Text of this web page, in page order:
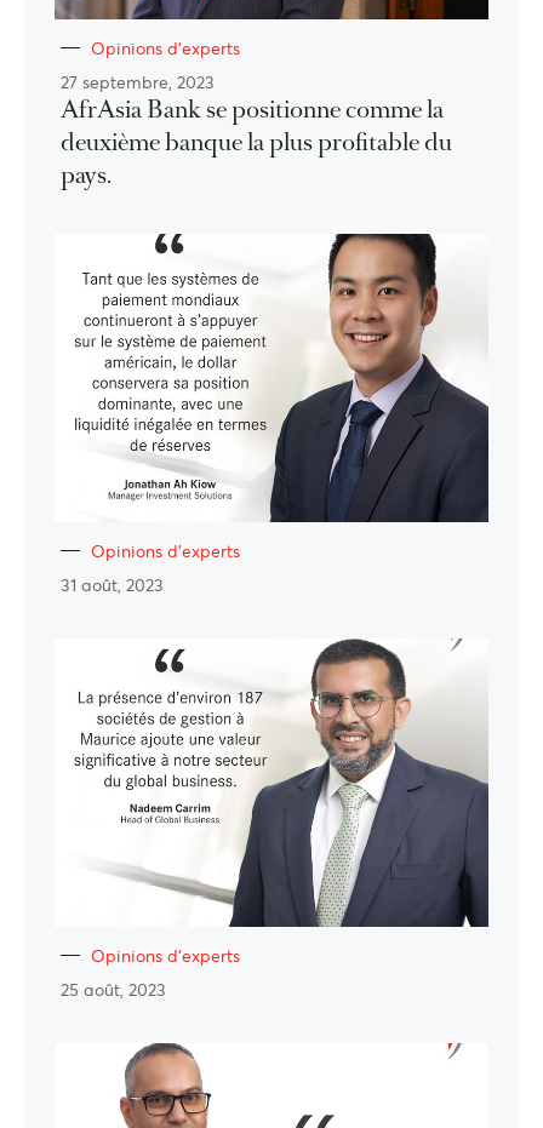
Opinions d'experts
27 septembre, 2023
AfrAsia Bank se positionne comme la
deuxième banque la plus profitable du
pays.
Opinions d'experts
31 août, 2023
Opinions d'experts
25 août, 2023